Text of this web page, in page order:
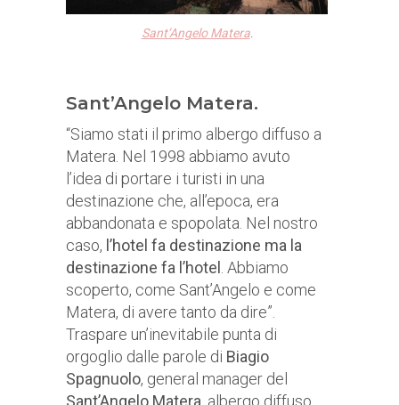
Sant’Angelo Matera.
Sant’Angelo Matera.
“Siamo stati il primo albergo diffuso a
Matera. Nel 1998 abbiamo avuto
l’idea di portare i turisti in una
destinazione che, all’epoca, era
abbandonata e spopolata. Nel nostro
caso, l’hotel fa destinazione ma la
destinazione fa l’hotel . Abbiamo
scoperto, come Sant’Angelo e come
Matera, di avere tanto da dire”.
Traspare un’inevitabile punta di
orgoglio dalle parole di Biagio
Spagnuolo, general manager del
Sant’Angelo Matera , albergo diffuso